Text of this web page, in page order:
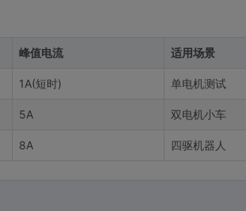
峰值电流 适用场景
1A(短时) 单电机测试
5A 双电机小车
8A 四驱机器人